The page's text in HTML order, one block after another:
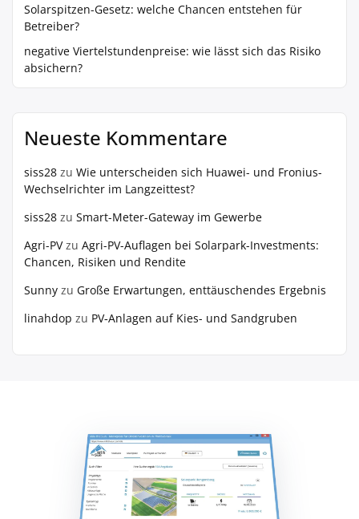
Solarspitzen-Gesetz: welche Chancen entstehen für
Betreiber?
negative Viertelstundenpreise: wie lässt sich das Risiko
absichern?
Neueste Kommentare
siss28 zu Wie unterscheiden sich Huawei- und Fronius-
Wechselrichter im Langzeittest?
siss28 zu Smart-Meter-Gateway im Gewerbe
Agri-PVzu Agri-PV-Auflagen bei Solarpark-Investments:
Chancen, Risiken und Rendite
Sunny zu Große Erwartungen, enttäuschendes Ergebnis
linahdop zu PV‑Anlagen auf Kies- und Sandgruben